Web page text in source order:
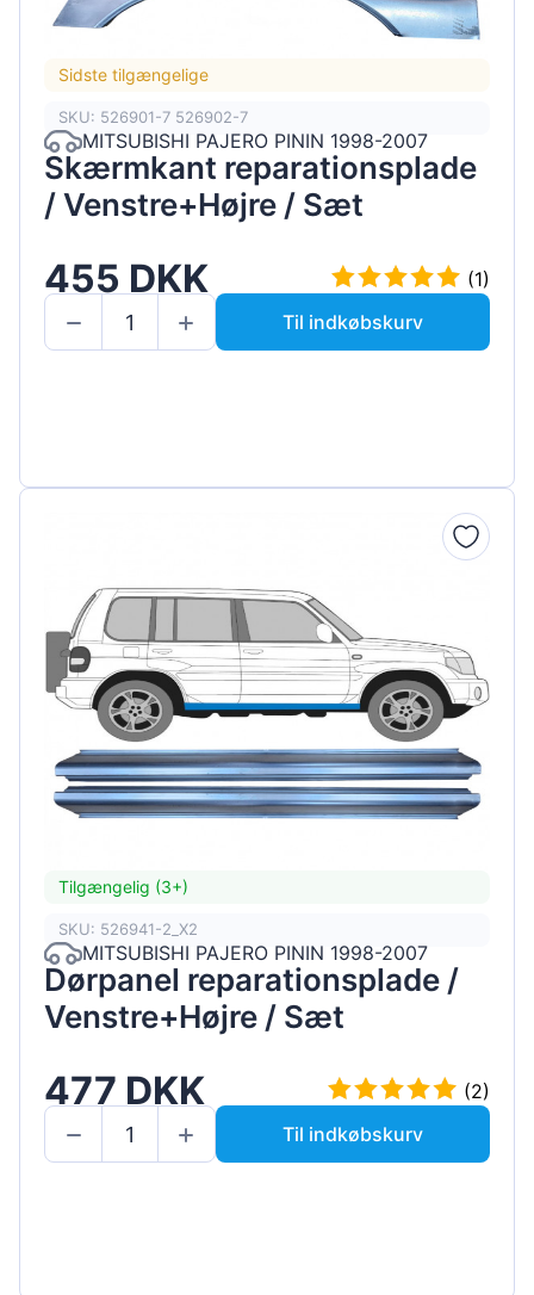
Sidste tilgængelige
SKU: 526901-7 526902-7
MITSUBISHI PAJERO PININ 1998-2007
Skærmkant reparationsplade
/ Venstre+Højre / Sæt
455 DKK
(1)
Til indkøbskurv
Tilgængelig (3+)
SKU: 526941-2_X2
MITSUBISHI PAJERO PININ 1998-2007
Dørpanel reparationsplade /
Venstre+Højre / Sæt
477 DKK
(2)
Til indkøbskurv